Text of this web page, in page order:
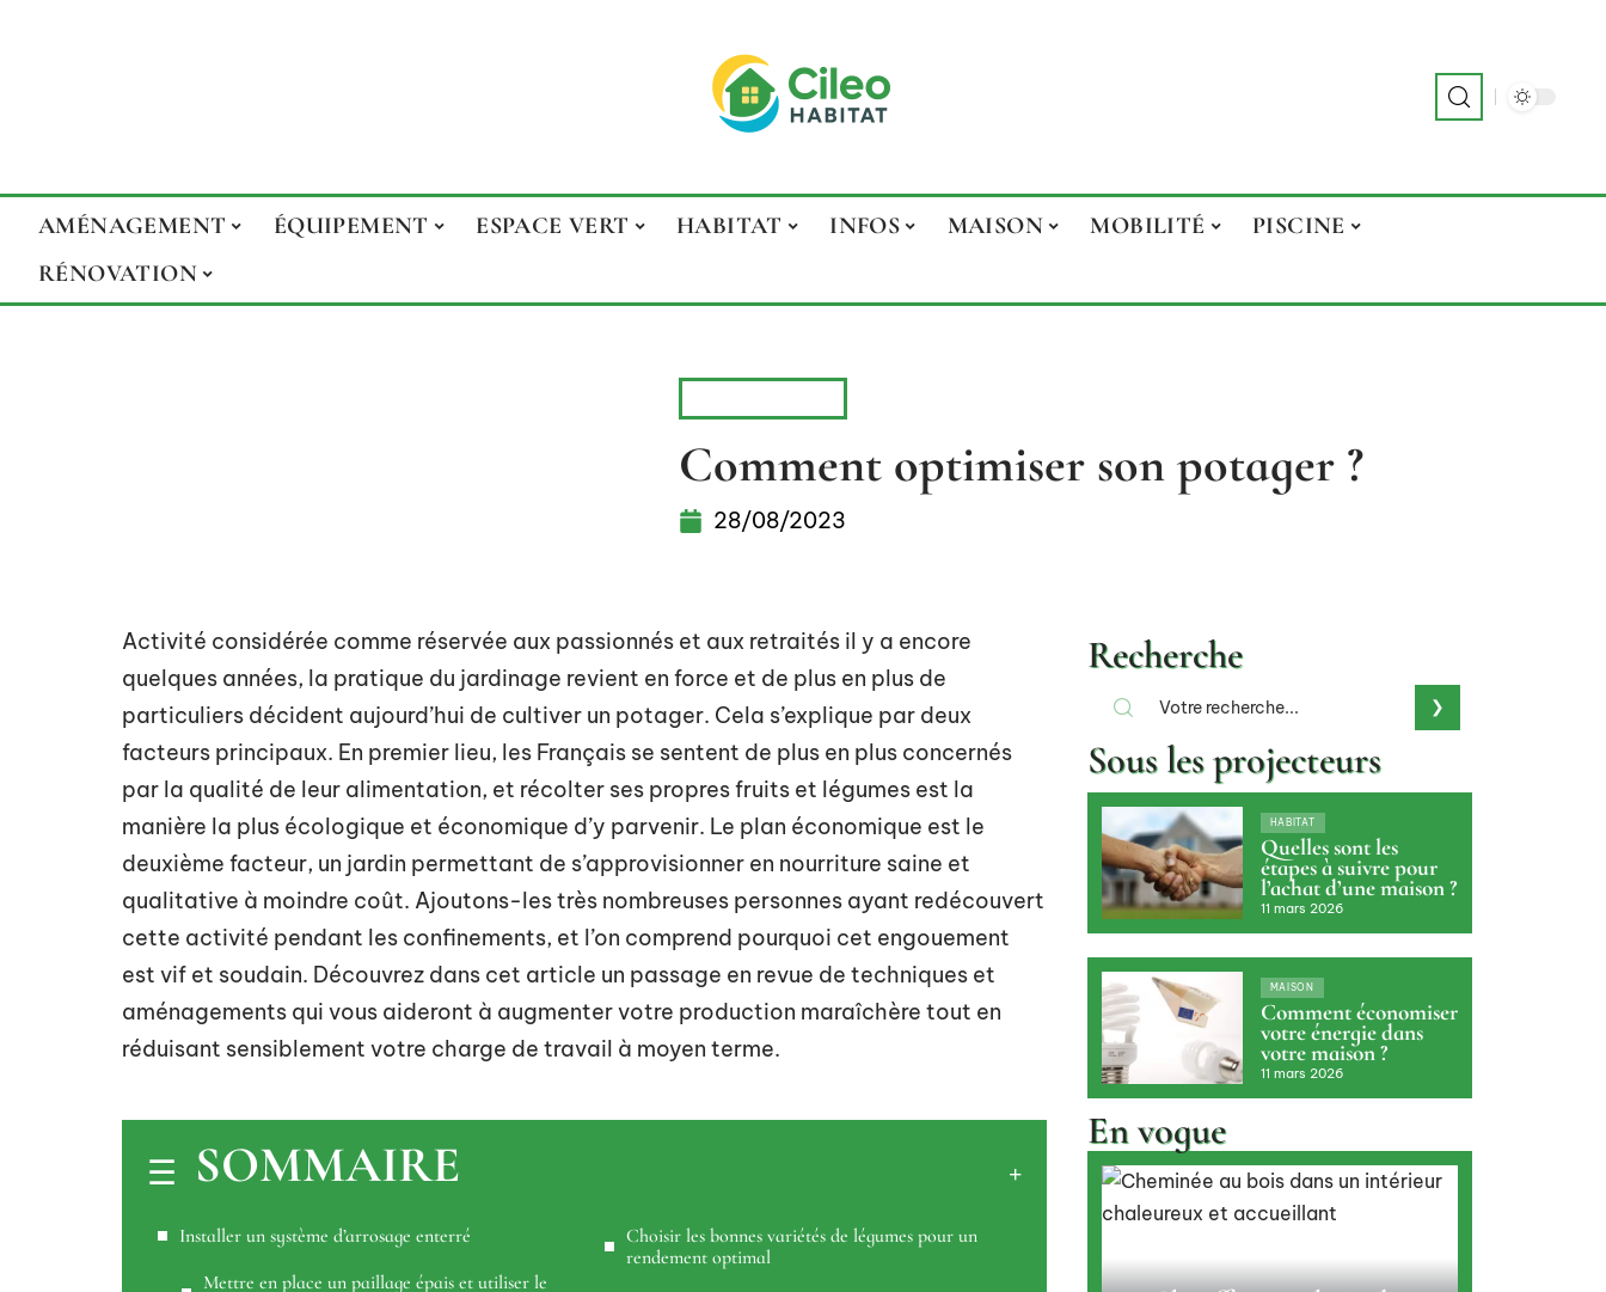
AMÉNAGEMENT ÉQUIPEMENT ESPACE VERT HABITAT INFOS MAISON MOBILITÉ
PISCINE
RÉNOVATION
Comment optimiser son potager ?
28/08/2023
Activité considérée comme réservée aux passionnés et aux retraités il y a encore
quelques années, la pratique du jardinage revient en force et de plus en plus de
particuliers décident aujourd’hui de cultiver un potager. Cela s’explique par deux
facteurs principaux. En premier lieu, les Français se sentent de plus en plus concernés
par la qualité de leur alimentation, et récolter ses propres fruits et légumes est la
manière la plus écologique et économique d’y parvenir. Le plan économique est le
deuxième facteur, un jardin permettant de s’approvisionner en nourriture saine et
qualitative à moindre coût. Ajoutons-les très nombreuses personnes ayant redécouvert
cette activité pendant les confinements, et l’on comprend pourquoi cet engouement
est vif et soudain. Découvrez dans cet article un passage en revue de techniques et
aménagements qui vous aideront à augmenter votre production maraîchère tout en
réduisant sensiblement votre charge de travail à moyen terme.
SOMMAIRE
Installer un système d’arrosage enterré
Mettre en place un paillage épais et utiliser le
Choisir les bonnes variétés de légumes pour un
rendement optimal
Recherche
Sous les projecteurs
HABITAT
Quelles sont les
étapes à suivre pour
l’achat d’une maison ?
11 mars 2026
MAISON
Comment économiser
votre énergie dans
votre maison ?
11 mars 2026
En vogue